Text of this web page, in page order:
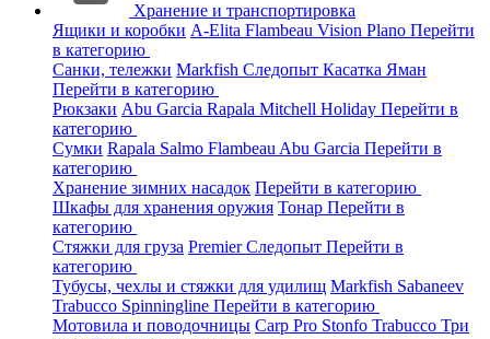
Хранение и транспортировка
Ящики и коробки A-Elita Flambeau Vision Plano Перейти
в категорию
Санки, тележки Markfish Следопыт Касатка Яман
Перейти в категорию
Рюкзаки Abu Garcia Rapala Mitchell Holiday Перейти в
категорию
Сумки Rapala Salmo Flambeau Abu Garcia Перейти в
категорию
Хранение зимних насадок Перейти в категорию
Шкафы для хранения оружия Тонар Перейти в
категорию
Стяжки для груза PremierСледопыт Перейти в
категорию
Тубусы, чехлы и стяжки для удилищ Markfish Sabaneev
Trabucco Spinningline Перейти в категорию
Мотовила и поводочницы Carp Pro Stonfo Trabucco Три